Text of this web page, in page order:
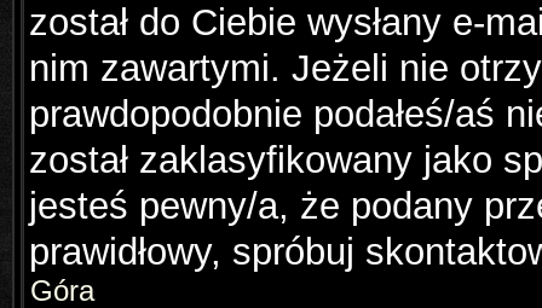
został do Ciebie wysłany e-
nim zawartymi. Jeżeli nie
prawdopodobnie podałeś/aś
został zaklasyfikowany jako
jesteś pewny/a, że podany
prawidłowy, spróbuj
Góra